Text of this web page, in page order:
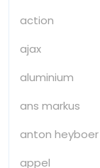
action
ajax
aluminium
ans markus
anton heyboer
appel